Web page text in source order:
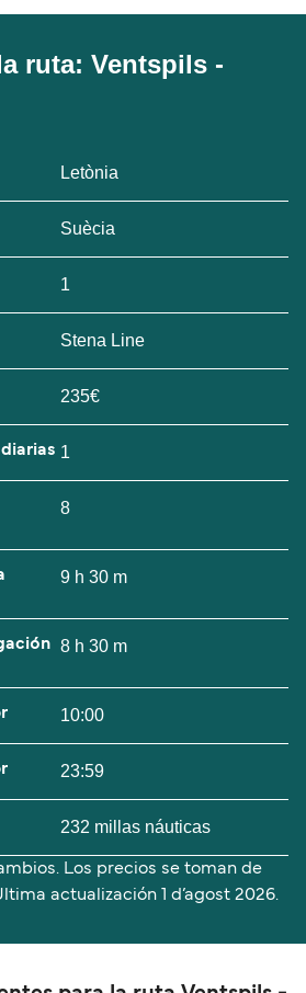
ruta: Ventspils -
Letònia
Suècia
1
Stena Line
235€
1
8
9 h 30 m
8 h 30 m
10:00
23:59
232 millas náuticas
Los precios se toman de
actualización 1 d’agost 2026.